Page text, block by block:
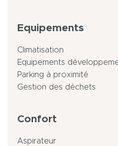
Equipements
Climatisation
Equipements
Parking à proximité
Gestion des déchets
Confort
Aspirateur